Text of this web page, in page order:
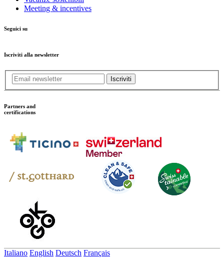
Meeting & incentives
Seguici su
Iscriviti alla newsletter
Iscriviti
Partners and
certifications
Italiano English Deutsch Français